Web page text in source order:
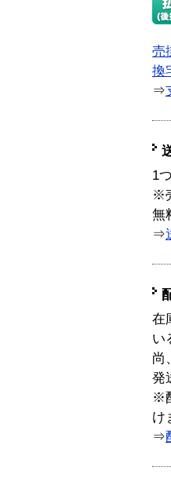
売
換
⇒
1
※
無
⇒
在
い
尚
発
※
け
⇒